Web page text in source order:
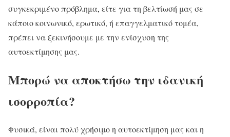
συγκεκριμένο πρόβλημα, είτε για τη βελτίωσή μας σε
κάποιο κοινωνικό, ερωτικό, ή επαγγελματικό τομέα,
πρέπει να ξεκινήσουμε με την ενίσχυση της
αυτοεκτίμησης μας.
Μπορώ να αποκτήσω την ιδανική
ισορροπία?
Φυσικά, είναι πολύ χρήσιμο η αυτοεκτίμηση μας και η